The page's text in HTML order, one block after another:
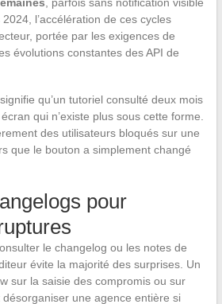
, parfois sans notification visible
l’accélération de ces cycles
portée par les exigences de
évolutions constantes des API de
qu’un tutoriel consulté deux mois
qui n’existe plus sous cette forme.
des utilisateurs bloqués sur une
que le bouton a simplement changé
pour
le changelog ou les notes de
évite la majorité des surprises. Un
sur la saisie des compromis ou sur
désorganiser une agence entière si